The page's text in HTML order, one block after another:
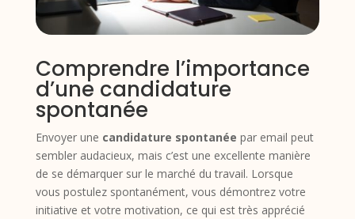
Comprendre l’importance
d’une candidature
spontanée
Envoyer une candidature spontanée par email peut
sembler audacieux, mais c’est une excellente manière
de se démarquer sur le marché du travail. Lorsque
vous postulez spontanément, vous démontrez votre
initiative et votre motivation, ce qui est très apprécié